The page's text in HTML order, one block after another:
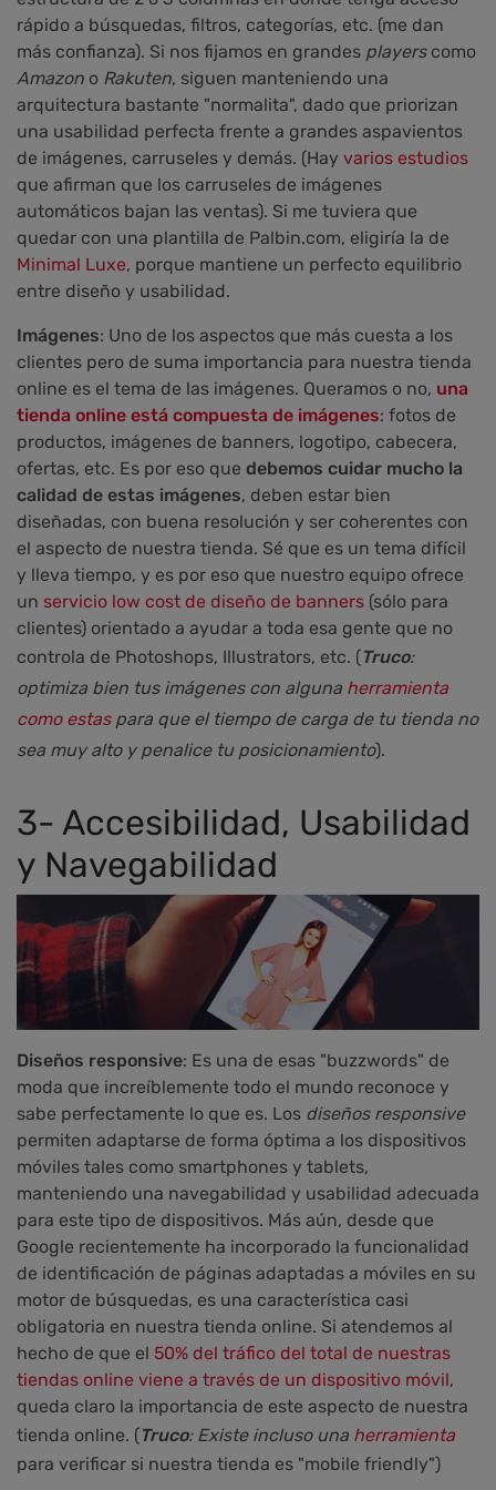
rápido a búsquedas, filtros, categorías, etc. (me dan
más confianza). Si nos fijamos en grandes players como
Amazon o Rakuten, siguen manteniendo una
arquitectura bastante "normalita", dado que priorizan
una usabilidad perfecta frente a grandes aspavientos
de imágenes, carruseles y demás. (Hay varios estudios
que afirman que los carruseles de imágenes
automáticos bajan las ventas). Si me tuviera que
quedar con una plantilla de Palbin.com, eligiría la de
Minimal Luxe, porque mantiene un perfecto equilibrio
entre diseño y usabilidad.
Imágenes: Uno de los aspectos que más cuesta a los
clientes pero de suma importancia para nuestra tienda
online es el tema de las imágenes. Queramos o no, una
tienda online está compuesta de imágenes: fotos de
productos, imágenes de banners, logotipo, cabecera,
ofertas, etc. Es por eso que debemos cuidar mucho la
calidad de estas imágenes, deben estar bien
diseñadas, con buena resolución y ser coherentes con
el aspecto de nuestra tienda. Sé que es un tema difícil
y lleva tiempo, y es por eso que nuestro equipo ofrece
un servicio low cost de diseño de banners (sólo para
clientes) orientado a ayudar a toda esa gente que no
controla de Photoshops, Illustrators, etc. (Truco:
optimiza bien tus imágenes con alguna herramienta
como estaspara que el tiempo de carga de tu tienda no
sea muy alto y penalice tu posicionamiento).
3- Accesibilidad, Usabilidad
y Navegabilidad
Diseños responsive: Es una de esas "buzzwords" de
moda que increíblemente todo el mundo reconoce y
sabe perfectamente lo que es. Los diseños responsive
permiten adaptarse de forma óptima a los dispositivos
móviles tales como smartphones y tablets,
manteniendo una navegabilidad y usabilidad adecuada
para este tipo de dispositivos. Más aún, desde que
Google recientemente ha incorporado la funcionalidad
de identificación de páginas adaptadas a móviles en su
motor de búsquedas, es una característica casi
obligatoria en nuestra tienda online. Si atendemos al
hecho de que el 50% del tráfico del total de nuestras
tiendas online viene a través de un dispositivo móvil,
queda claro la importancia de este aspecto de nuestra
tienda online. (Truco: Existe inclusouna herramienta
para verificar si nuestra tienda es "mobile friendly")